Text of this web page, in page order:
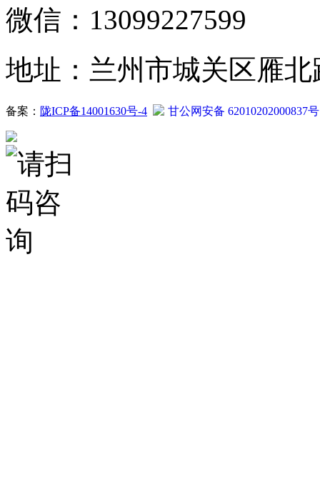
微信：13099227599
地址：兰州市城关区雁北
备案： 陇ICP备14001630号-4 甘公网安备 62010202000837号